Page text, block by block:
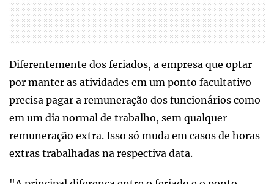
Diferentemente dos feriados, a empresa que optar
por manter as atividades em um ponto facultativo
precisa pagar a remuneração dos funcionários como
em um dia normal de trabalho, sem qualquer
remuneração extra. Isso só muda em casos de horas
extras trabalhadas na respectiva data.